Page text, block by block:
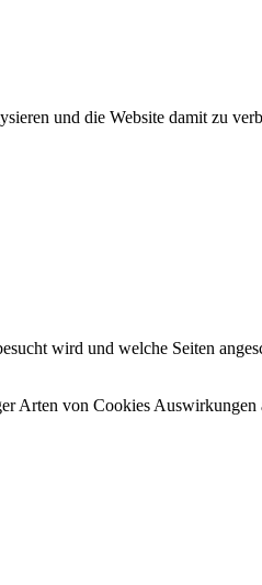
und die Website damit zu
wird und welche Seiten
Arten von Cookies